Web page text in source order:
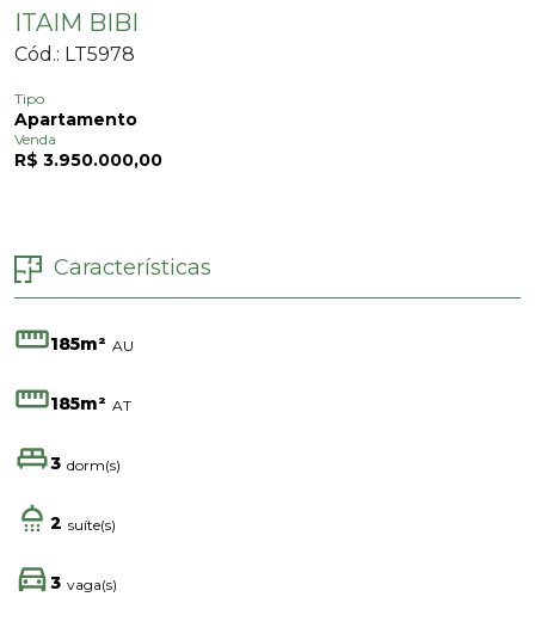
ITAIM BIBI
Cód.: LT5978
Tipo
Apartamento
Venda
R$ 3.950.000,00
Características
185m² AU
185m² AT
3 dorm(s)
2 suíte(s)
3 vaga(s)